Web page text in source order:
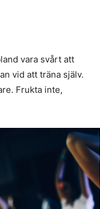
vara svårt att
vid att träna själv.
Frukta inte,